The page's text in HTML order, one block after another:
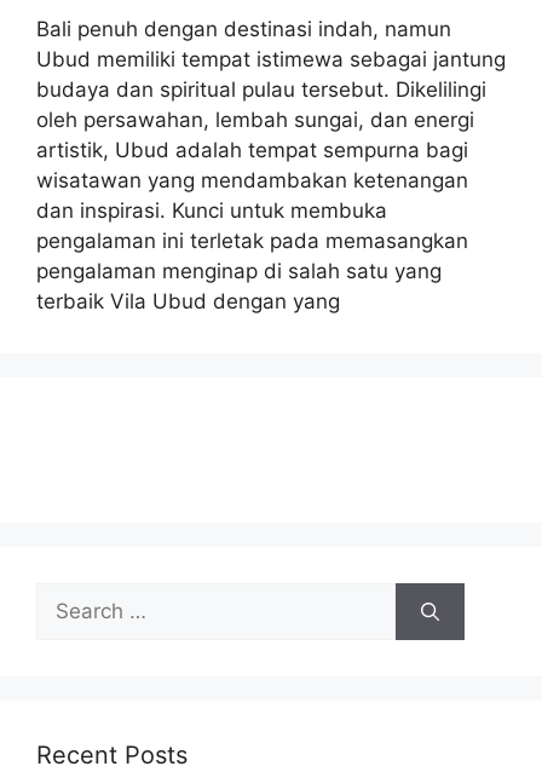
Bali penuh dengan destinasi indah, namun
Ubud memiliki tempat istimewa sebagai jantung
budaya dan spiritual pulau tersebut. Dikelilingi
oleh persawahan, lembah sungai, dan energi
artistik, Ubud adalah tempat sempurna bagi
wisatawan yang mendambakan ketenangan
dan inspirasi. Kunci untuk membuka
pengalaman ini terletak pada memasangkan
pengalaman menginap di salah satu yang
terbaik Vila Ubud dengan yang
Search
for:
Recent Posts